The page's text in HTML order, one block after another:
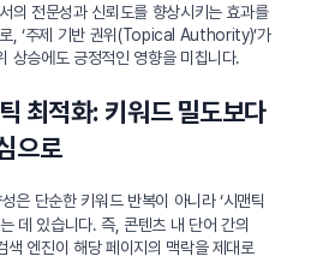
의 전문성과 신뢰도를 향상시키는 효과를
, ‘주제 기반 권위(Topical Authority)’가
상승에도 긍정적인 영향을 미칩니다.
최적화: 키워드 밀도보다
으로
은 단순한 키워드 반복이 아니라 ‘시맨틱
데 있습니다. 즉, 콘텐츠 내 단어 간의
색 엔진이 해당 페이지의 맥락을 제대로